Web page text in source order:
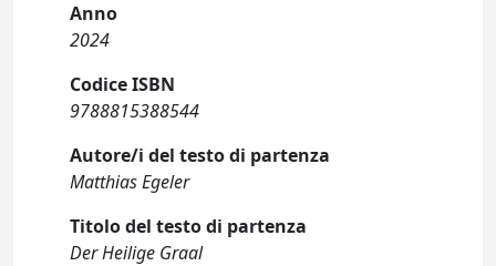
Anno
2024
Codice ISBN
9788815388544
Autore/i del testo di partenza
Matthias Egeler
Titolo del testo di partenza
Der Heilige Graal